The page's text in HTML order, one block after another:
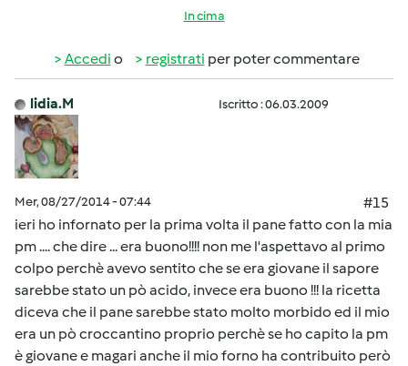
In cima
Accedi o registrati per poter commentare
lidia.M Iscritto : 06.03.2009
Mer, 08/27/2014 - 07:44
#15
ieri ho infornato per la prima volta il pane fatto con la mia
pm .... che dire ... era buono!!!! non me l'aspettavo al primo
colpo perchè avevo sentito che se era giovane il sapore
sarebbe stato un pò acido, invece era buono !!! la ricetta
diceva che il pane sarebbe stato molto morbido ed il mio
era un pò croccantino proprio perchè se ho capito la pm
è giovane e magari anche il mio forno ha contribuito però